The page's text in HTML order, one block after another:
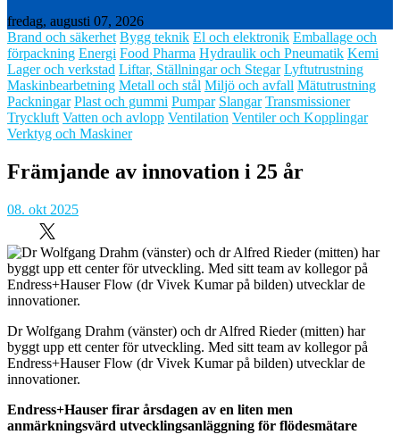
fredag, augusti 07, 2026
Brand och säkerhet Bygg teknik El och elektronik Emballage och
förpackning Energi Food Pharma Hydraulik och Pneumatik Kemi
Lager och verkstad Liftar, Ställningar och Stegar Lyftutrustning
Maskinbearbetning Metall och stål Miljö och avfall Mätutrustning
Packningar Plast och gummi Pumpar Slangar Transmissioner
Tryckluft Vatten och avlopp Ventilation Ventiler och Kopplingar
Verktyg och Maskiner
Främjande av innovation i 25 år
08. okt 2025
Dr Wolfgang Drahm (vänster) och dr Alfred Rieder (mitten) har
byggt upp ett center för utveckling. Med sitt team av kollegor på
Endress+Hauser Flow (dr Vivek Kumar på bilden) utvecklar de
innovationer.
Endress+Hauser firar årsdagen av en liten men
anmärkningsvärd utvecklingsanläggning för flödesmätare